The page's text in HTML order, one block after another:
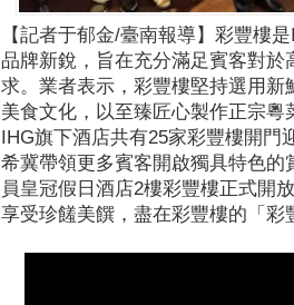
【記者于郁金/臺南報導】彩豐樓
品牌新銳，旨在充分滿足賓客對
求。業者表示，彩豐樓堅持選用
美食文化，以至臻匠心製作正宗
IHG旗下酒店共有25家彩豐樓開門
希冀帶領更多賓客開啟獨具特色的
員皇冠假日酒店2樓彩豐樓正式開
享受珍饈美饌，盡在彩豐樓的「彩